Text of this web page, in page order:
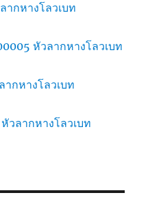
ากหางโลวเบท
หัวลากหางโลวเบท
กหางโลวเบท
วลากหางโลวเบท